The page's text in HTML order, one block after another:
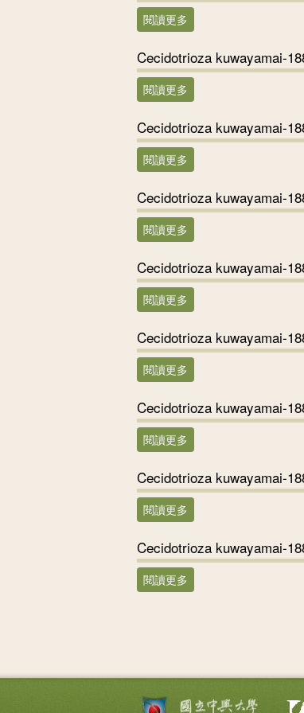
閱讀更多
Cecidotrioza kuwayamai-
閱讀更多
Cecidotrioza kuwayamai-
閱讀更多
Cecidotrioza kuwayamai-
閱讀更多
Cecidotrioza kuwayamai-
閱讀更多
Cecidotrioza kuwayamai-
閱讀更多
Cecidotrioza kuwayamai-
閱讀更多
Cecidotrioza kuwayamai-
閱讀更多
Cecidotrioza kuwayamai-
閱讀更多